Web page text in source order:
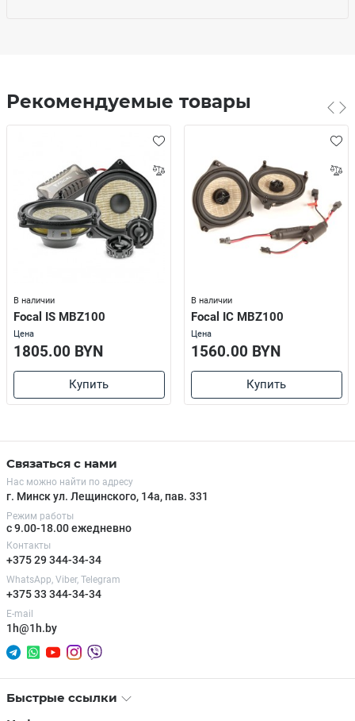
Рекомендуемые товары
В наличии
Focal IS MBZ100
Цена
1805.00 BYN
Купить
В наличии
Focal IC MBZ100
Цена
1560.00 BYN
Купить
Связаться с нами
Нас можно найти по адресу
г. Минск ул. Лещинского, 14а, пав. 331
Режим работы
с 9.00-18.00 ежедневно
Контакты
+375 29 344-34-34
WhatsApp, Viber, Telegram
+375 33 344-34-34
E-mail
1h@1h.by
Быстрые ссылки